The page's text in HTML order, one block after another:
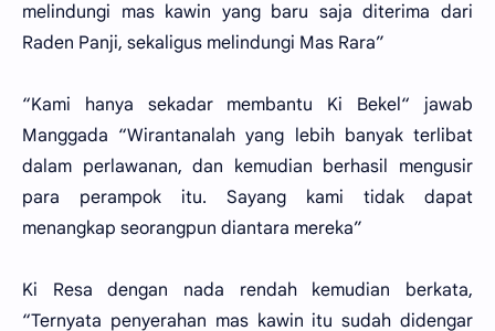
melindungi mas kawin yang baru saja diterima dari
Raden Panji, sekaligus melindungi Mas Rara”
“Kami hanya sekadar membantu Ki Bekel“ jawab
Manggada “Wirantanalah yang lebih banyak terlibat
dalam perlawanan, dan kemudian berhasil mengusir
para perampok itu. Sayang kami tidak dapat
menangkap seorangpun diantara mereka”
Ki Resa dengan nada rendah kemudian berkata,
“Ternyata penyerahan mas kawin itu sudah didengar